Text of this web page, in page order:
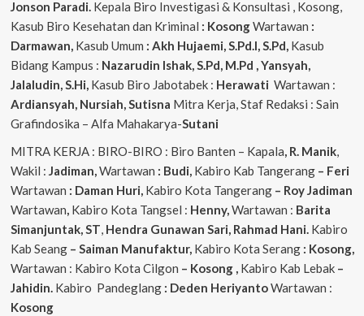
Jonson Paradi. Kepala Biro Investigasi & Konsultasi , Kosong,
Kasub Biro Kesehatan dan Kriminal : KosongWartawan :
Darmawan, Kasub Umum : Akh Hujaemi, S.Pd.I, S.Pd, Kasub
Bidang Kampus : Nazarudin Ishak, S.Pd, M.Pd , Yansyah,
Jalaludin, S.Hi, Kasub Biro Jabotabek : Herawati Wartawan :
Ardiansyah, Nursiah, Sutisna Mitra Kerja, Staf Redaksi : Sain
Grafindosika – Alfa Mahakarya-Sutani
MITRA KERJA : BIRO-BIRO : Biro Banten – Kapala, R. Manik,
Wakil : Jadiman,Wartawan : Budi, Kabiro Kab Tangerang– Feri
Wartawan : Daman Huri, Kabiro Kota Tangerang– Roy Jadiman
Wartawan, Kabiro Kota Tangsel : Henny,Wartawan : Barita
Simanjuntak, ST, Hendra Gunawan Sari, Rahmad Hani. Kabiro
Kab Seang– Saiman Manufaktur, Kabiro Kota Serang : Kosong,
Wartawan : Kabiro Kota Cilgon – Kosong , Kabiro Kab Lebak–
Jahidin. Kabiro Pandeglang : Deden HeriyantoWartawan :
Kosong